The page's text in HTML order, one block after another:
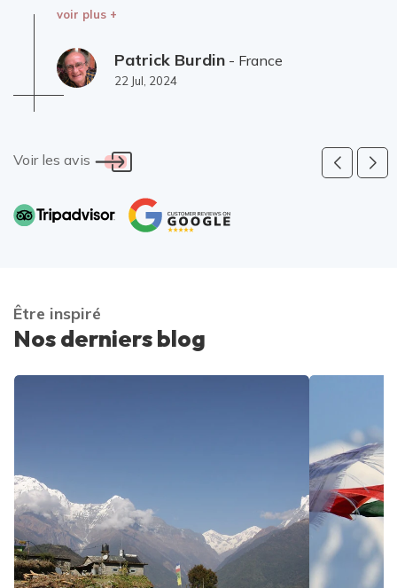
Ri (4773 m), le village de Langtang dévasté et
(Hébergement un peu limite à Sing Gompa).
voir plus +
Patrick Burdin - France
22 Jul, 2024
Voir les avis
Être inspiré
Nos derniers blog